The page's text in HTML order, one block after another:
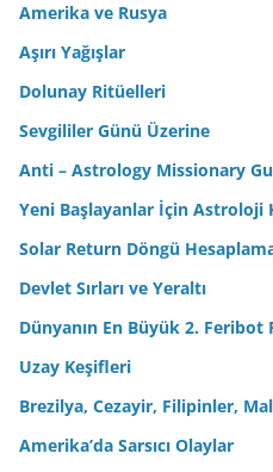
Amerika ve Rusya
Aşırı Yağışlar
Dolunay Ritüelleri
Sevgililer Günü Üzerine
Anti – Astrology Missionary
Yeni Başlayanlar İçin Astroloji
Solar Return Döngü
Devlet Sırları ve Yeraltı
Dünyanın En Büyük 2. Feribot
Uzay Keşifleri
Brezilya, Cezayir, Filipinler,
Amerika’da Sarsıcı Olaylar